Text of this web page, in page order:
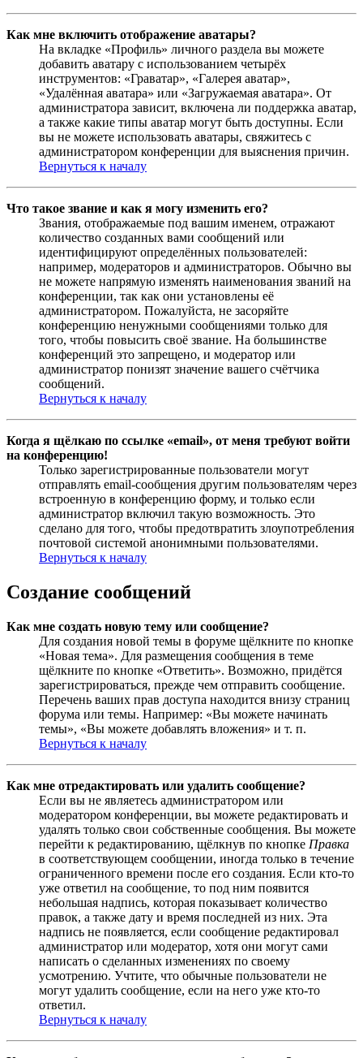
Как мне включить отображение аватары?
На вкладке «Профиль» личного раздела вы можете
добавить аватару с использованием четырёх
инструментов: «Граватар», «Галерея аватар»,
«Удалённая аватара» или «Загружаемая аватара». От
администратора зависит, включена ли поддержка аватар,
а также какие типы аватар могут быть доступны. Если
вы не можете использовать аватары, свяжитесь с
администратором конференции для выяснения причин.
Вернуться к началу
Что такое звание и как я могу изменить его?
Звания, отображаемые под вашим именем, отражают
количество созданных вами сообщений или
идентифицируют определённых пользователей:
например, модераторов и администраторов. Обычно вы
не можете напрямую изменять наименования званий на
конференции, так как они установлены её
администратором. Пожалуйста, не засоряйте
конференцию ненужными сообщениями только для
того, чтобы повысить своё звание. На большинстве
конференций это запрещено, и модератор или
администратор понизят значение вашего счётчика
сообщений.
Вернуться к началу
Когда я щёлкаю по ссылке «email», от меня требуют войти
на конференцию!
Только зарегистрированные пользователи могут
отправлять email-сообщения другим пользователям через
встроенную в конференцию форму, и только если
администратор включил такую возможность. Это
сделано для того, чтобы предотвратить злоупотребления
почтовой системой анонимными пользователями.
Вернуться к началу
Создание сообщений
Как мне создать новую тему или сообщение?
Для создания новой темы в форуме щёлкните по кнопке
«Новая тема». Для размещения сообщения в теме
щёлкните по кнопке «Ответить». Возможно, придётся
зарегистрироваться, прежде чем отправить сообщение.
Перечень ваших прав доступа находится внизу страниц
форума или темы. Например: «Вы можете начинать
темы», «Вы можете добавлять вложения» и т. п.
Вернуться к началу
Как мне отредактировать или удалить сообщение?
Если вы не являетесь администратором или
модератором конференции, вы можете редактировать и
удалять только свои собственные сообщения. Вы можете
перейти к редактированию, щёлкнув по кнопке Правка
в соответствующем сообщении, иногда только в течение
ограниченного времени после его создания. Если кто-то
уже ответил на сообщение, то под ним появится
небольшая надпись, которая показывает количество
правок, а также дату и время последней из них. Эта
надпись не появляется, если сообщение редактировал
администратор или модератор, хотя они могут сами
написать о сделанных изменениях по своему
усмотрению. Учтите, что обычные пользователи не
могут удалить сообщение, если на него уже кто-то
ответил.
Вернуться к началу